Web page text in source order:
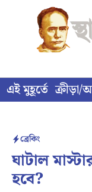
content
এই মুহূর্তে ক্রীড়া/
ব্রেকিং
ঘাটাল
হবে?